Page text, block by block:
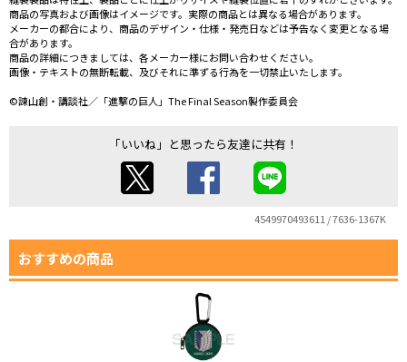
商品の写真および画像はイメージです。実際の商品とは異なる場合があります。
メーカーの都合により、商品のデザイン・仕様・発売日などは予告なく変更となる場
合があります。
商品の詳細につきましては、各メーカー様にお問い合わせください。
画像・テキストの無断転載、及びそれに準ずる行為を一切禁止いたします。
©諫山創・講談社／「進撃の巨人」The Final Season製作委員会
「いいね」と思ったら友達に共有！
4549970493611 / 7636-1367K
おすすめの商品